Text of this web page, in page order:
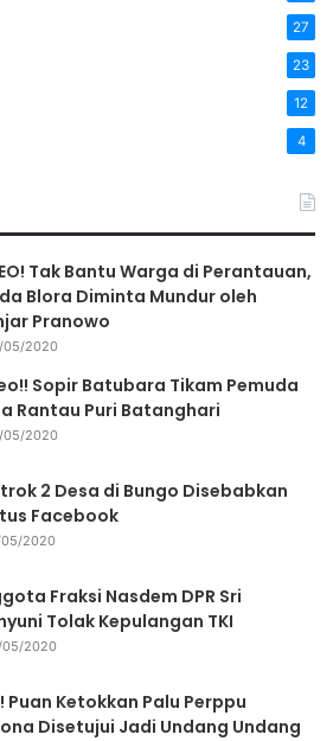
27
23
12
4
Tak Bantu Warga di Perantauan,
Blora Diminta Mundur oleh
Pranowo
05/2020
Sopir Batubara Tikam Pemuda
Rantau Puri Batanghari
05/2020
2 Desa di Bungo Disebabkan
Facebook
2020
Fraksi Nasdem DPR Sri
Tolak Kepulangan TKI
2020
Puan Ketokkan Palu Perppu
Disetujui Jadi Undang Undang